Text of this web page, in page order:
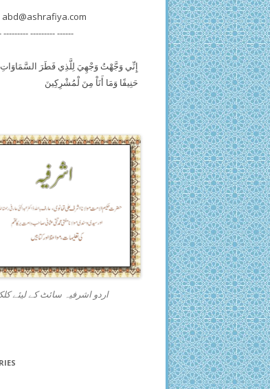
abd@ashrafiya.com
--------- --------- ------
إِنِّي وَجَّهْتُ وَجْهِيَ لِلَّذِي فَطَرَ السَّمَاوَاتِ
حَنِيفًا وَمَا أَنَاْ مِنَ لْمُشْرِكِينَ
اردو اشرفیہ سائٹ کے لیئے